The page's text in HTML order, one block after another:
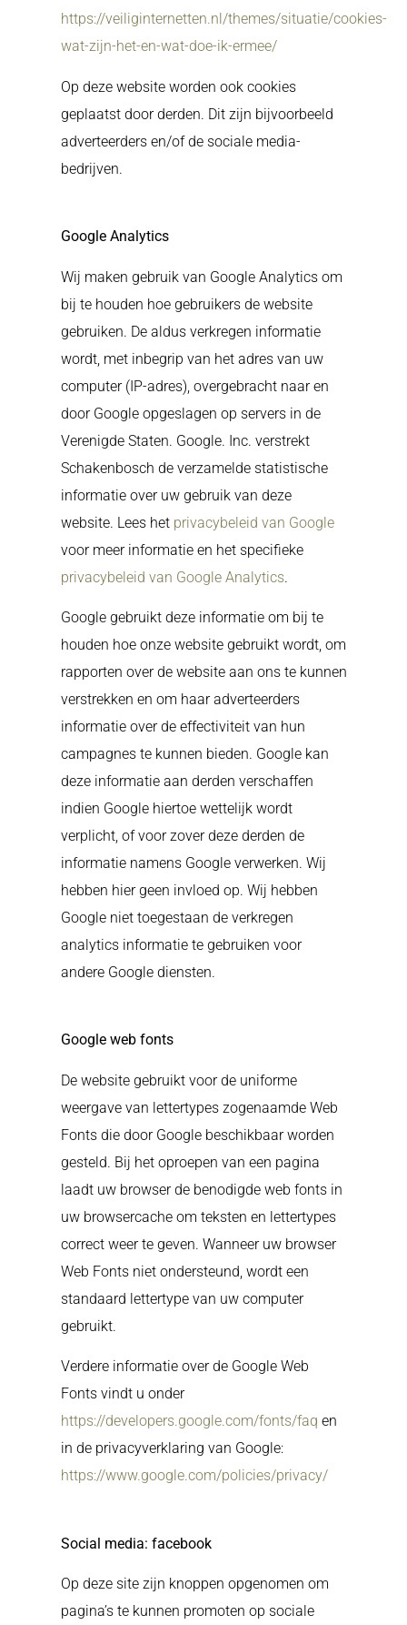
https://veiliginternetten.nl/themes/situatie/cookies-
wat-zijn-het-en-wat-doe-ik-ermee/
Op deze website worden ook cookies
geplaatst door derden. Dit zijn bijvoorbeeld
adverteerders en/of de sociale media-
bedrijven.
Google Analytics
Wij maken gebruik van Google Analytics om
bij te houden hoe gebruikers de website
gebruiken. De aldus verkregen informatie
wordt, met inbegrip van het adres van uw
computer (IP-adres), overgebracht naar en
door Google opgeslagen op servers in de
Verenigde Staten. Google. Inc. verstrekt
Schakenbosch de verzamelde statistische
informatie over uw gebruik van deze
website. Lees het privacybeleid van Google
voor meer informatie en het specifieke
privacybeleid van Google Analytics.
Google gebruikt deze informatie om bij te
houden hoe onze website gebruikt wordt, om
rapporten over de website aan ons te kunnen
verstrekken en om haar adverteerders
informatie over de effectiviteit van hun
campagnes te kunnen bieden. Google kan
deze informatie aan derden verschaffen
indien Google hiertoe wettelijk wordt
verplicht, of voor zover deze derden de
informatie namens Google verwerken. Wij
hebben hier geen invloed op. Wij hebben
Google niet toegestaan de verkregen
analytics informatie te gebruiken voor
andere Google diensten.
Google web fonts
De website gebruikt voor de uniforme
weergave van lettertypes zogenaamde Web
Fonts die door Google beschikbaar worden
gesteld. Bij het oproepen van een pagina
laadt uw browser de benodigde web fonts in
uw browsercache om teksten en lettertypes
correct weer te geven. Wanneer uw browser
Web Fonts niet ondersteund, wordt een
standaard lettertype van uw computer
gebruikt.
Verdere informatie over de Google Web
Fonts vindt u onder
https://developers.google.com/fonts/faq en
in de privacyverklaring van Google:
https://www.google.com/policies/privacy/
Social media: facebook
Op deze site zijn knoppen opgenomen om
pagina’s te kunnen promoten op sociale